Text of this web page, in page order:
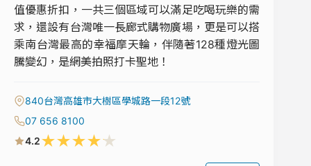
值優惠折扣，一共三個區域可以滿足吃喝玩樂的需
求，還設有台灣唯一長廊式購物廣場，更是可以搭
乘南台灣最高的幸福摩天輪，伴隨著128種燈光圖
騰變幻，是網美拍照打卡聖地！
840台灣高雄市大樹區學城路一段12號
07 656 8100
4.2★★★★★